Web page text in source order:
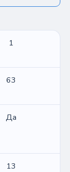
1
63
Да
13